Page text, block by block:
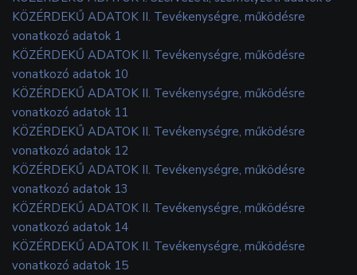
KÖZÉRDEKŰ ADATOK II. Tevékenységre, működésre
vonatkozó adatok 1
KÖZÉRDEKŰ ADATOK II. Tevékenységre, működésre
vonatkozó adatok 10
KÖZÉRDEKŰ ADATOK II. Tevékenységre, működésre
vonatkozó adatok 11
KÖZÉRDEKŰ ADATOK II. Tevékenységre, működésre
vonatkozó adatok 12
KÖZÉRDEKŰ ADATOK II. Tevékenységre, működésre
vonatkozó adatok 13
KÖZÉRDEKŰ ADATOK II. Tevékenységre, működésre
vonatkozó adatok 14
KÖZÉRDEKŰ ADATOK II. Tevékenységre, működésre
vonatkozó adatok 15